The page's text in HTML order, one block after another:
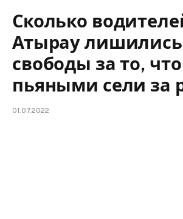
Сколько
Атырау лишились
свободы за то, что
пьяными сели за
01.07.2022